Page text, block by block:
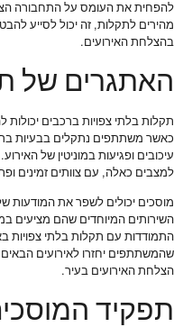
להפחית את העומס על התחבורה
מהירים לתקלות, זה יכול לסייע
בהצלחת האירועים.
האתגרים של
תקלות בלתי צפויות ברכבים יכולות
כאשר משתתפים נתקלים בבעיות
עיכובים ופגיעות במוניטין של
למצבים כאלה, עם צוותים זמינים
מוסכים יכולים לשפר את המודעות
השירותים המיוחדים שהם מציעים
התמודדות עם תקלות בלתי צפויות
שהמשתתפים יחזרו לאירועים
הצלחת האירועים בעיר.
תפקיד